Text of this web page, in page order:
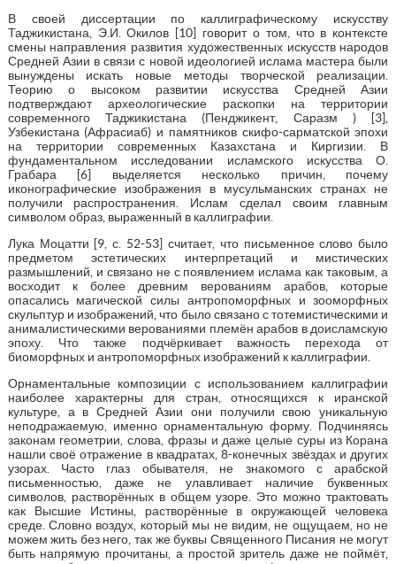
В своей диссертации по каллиграфическому искусству
Таджикистана, Э.И. Окилов [10] говорит о том, что в контексте
смены направления развития художественных искусств народов
Средней Азии в связи с новой идеологией ислама мастера были
вынуждены искать новые методы творческой реализации.
Теорию о высоком развитии искусства Средней Азии
подтверждают археологические раскопки на территории
современного Таджикистана (Пенджикент, Саразм ) [3],
Узбекистана (Афрасиаб) и памятников скифо-сарматской эпохи
на территории современных Казахстана и Киргизии. В
фундаментальном исследовании исламского искусства О.
Грабара [6] выделяется несколько причин, почему
иконографические изображения в мусульманских странах не
получили распространения. Ислам сделал своим главным
символом образ, выраженный в каллиграфии.
Лука Моцатти [9, с. 52-53] считает, что письменное слово было
предметом эстетических интерпретаций и мистических
размышлений, и связано не с появлением ислама как таковым, а
восходит к более древним верованиям арабов, которые
опасались магической силы антропоморфных и зооморфных
скульптур и изображений, что было связано с тотемистическими и
анималистическими верованиями племён арабов в доисламскую
эпоху. Что также подчёркивает важность перехода от
биоморфных и антропоморфных изображений к каллиграфии.
Орнаментальные композиции с использованием каллиграфии
наиболее характерны для стран, относящихся к иранской
культуре, а в Средней Азии они получили свою уникальную
неподражаемую, именно орнаментальную форму. Подчиняясь
законам геометрии, слова, фразы и даже целые суры из Корана
нашли своё отражение в квадратах, 8-конечных звёздах и других
узорах. Часто глаз обывателя, не знакомого с арабской
письменностью, даже не улавливает наличие буквенных
символов, растворённых в общем узоре. Это можно трактовать
как Высшие Истины, растворённые в окружающей человека
среде. Словно воздух, который мы не видим, не ощущаем, но не
можем жить без него, так же буквы Священного Писания не могут
быть напрямую прочитаны, а простой зритель даже не поймёт,